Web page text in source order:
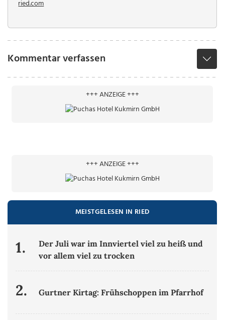
ried.com
Kommentar verfassen
+++ ANZEIGE +++
+++ ANZEIGE +++
MEISTGELESEN IN RIED
1.
Der Juli war im Innviertel viel zu heiß und
vor allem viel zu trocken
2. Gurtner Kirtag: Frühschoppen im Pfarrhof